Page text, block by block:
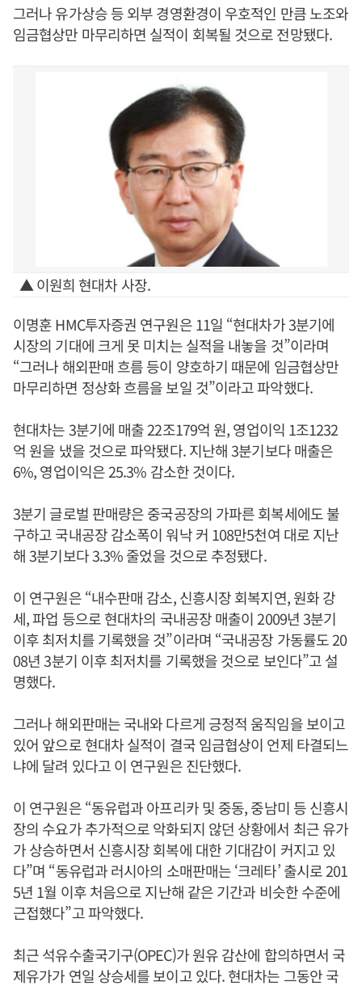
그러나 유가상승 등 외부 경영환경이 우호적인 만큼 노조와
임금협상만 마무리하면 실적이 회복될 것으로 전망됐다.
▲ 이원희 현대차 사장.
이명훈 HMC투자증권 연구원은 11일 “현대차가 3분기에
시장의 기대에 크게 못 미치는 실적을 내놓을 것”이라며
“그러나 해외판매 흐름 등이 양호하기 때문에 임금협상만
마무리하면 정상화 흐름을 보일 것”이라고 파악했다.
현대차는 3분기에 매출 22조179억 원, 영업이익 1조1232
억 원을 냈을 것으로 파악됐다. 지난해 3분기보다 매출은
6%, 영업이익은 25.3% 감소한 것이다.
3분기 글로벌 판매량은 중국공장의 가파른 회복세에도 불
구하고 국내공장 감소폭이 워낙 커 108만5천여 대로 지난
해 3분기보다 3.3% 줄었을 것으로 추정됐다.
이 연구원은 “내수판매 감소, 신흥시장 회복지연, 원화 강
세, 파업 등으로 현대차의 국내공장 매출이 2009년 3분기
이후 최저치를 기록했을 것”이라며 “국내공장 가동률도 20
08년 3분기 이후 최저치를 기록했을 것으로 보인다”고 설
명했다.
그러나 해외판매는 국내와 다르게 긍정적 움직임을 보이고
있어 앞으로 현대차 실적이 결국 임금협상이 언제 타결되느
냐에 달려 있다고 이 연구원은 진단했다.
이 연구원은 “동유럽과 아프리카 및 중동, 중남미 등 신흥시
장의 수요가 추가적으로 악화되지 않던 상황에서 최근 유가
가 상승하면서 신흥시장 회복에 대한 기대감이 커지고 있
다”며 “동유럽과 러시아의 소매판매는 ‘크레타’ 출시로 201
5년 1월 이후 처음으로 지난해 같은 기간과 비슷한 수준에
근접했다”고 파악했다.
최근 석유수출국기구(OPEC)가 원유 감산에 합의하면서 국
제유가가 연일 상승세를 보이고 있다. 현대차는 그동안 국